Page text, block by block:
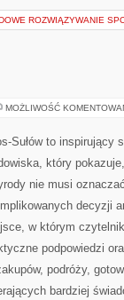
ROZWIĄZYWANIE
MOŻLIWOŚĆ
Sułów to inspirujący
który
nie musi
decyzji
w którym
podpowiedzi
podróży,
bardziej